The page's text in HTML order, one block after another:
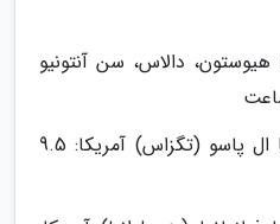
دالاس، سن آنتونیو
اختلاف ساعت ایران با ال پاسو (تگزاس) آمریکا: 9.5